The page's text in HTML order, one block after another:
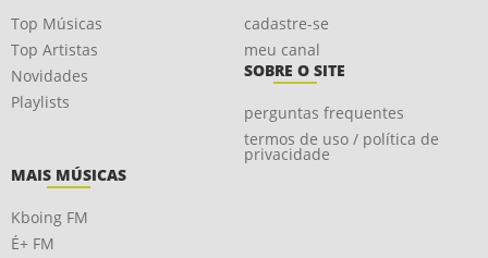
Top Músicas
Top Artistas
Novidades
Playlists
cadastre-se
meu canal
SOBRE O SITE
perguntas frequentes
termos de uso / política de
privacidade
MAIS MÚSICAS
Kboing FM
É+ FM